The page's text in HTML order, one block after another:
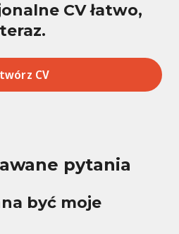
CV łatwo,
CV
pytania
być moje